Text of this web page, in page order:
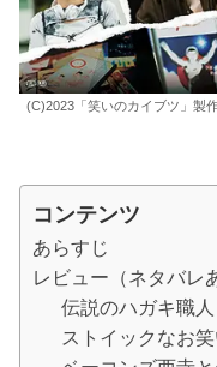
(C)2023「笑いのカイブツ」製
コンテンツ
あらすじ
レビュー（ネタバレ
伝説のハガキ職人
ストイックなお